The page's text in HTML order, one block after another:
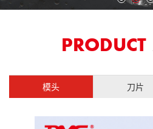
PRODUCT
模头 刀片